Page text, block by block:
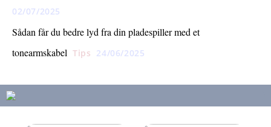
02/07/2025
Sådan får du bedre lyd fra din pladespiller med et
tonearmskabel Tips 24/06/2025